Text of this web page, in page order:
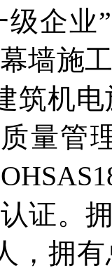
企业
墙施
筑机
量管
证。
，拥